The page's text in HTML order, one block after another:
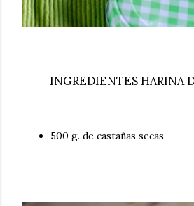
INGREDIENTES HARINA
500 g. de castañas secas